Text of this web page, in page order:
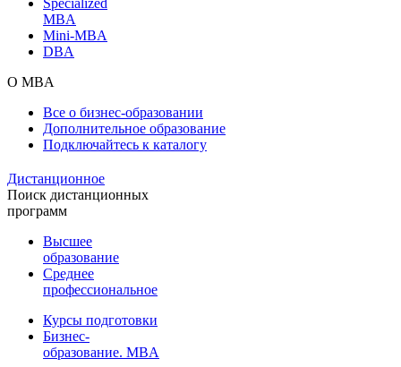
MBA
Mini-MBA
DBA
О MBA
Все о бизнес-образовании
Дополнительное образование
Подключайтесь к каталогу
Дистанционное
Поиск дистанционных
программ
Высшее
образование
Среднее
профессиональное
Курсы подготовки
Бизнес-
образование. MBA